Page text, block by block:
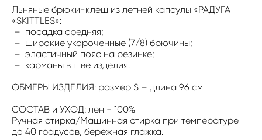
Льняные брюки-клеш из летней капсулы «РАДУГА
«SKITТLES»:
– посадка средняя;
– широкие укороченные (7/8) брючины;
– эластичный пояс на резинке;
– карманы в шве изделия.
ОБМЕРЫ ИЗДЕЛИЯ: размер S – длина 96 см
СОСТАВ и УХОД: лен - 100%
Ручная стирка/Машинная стирка при температуре
до 40 градусов, бережная глажка.